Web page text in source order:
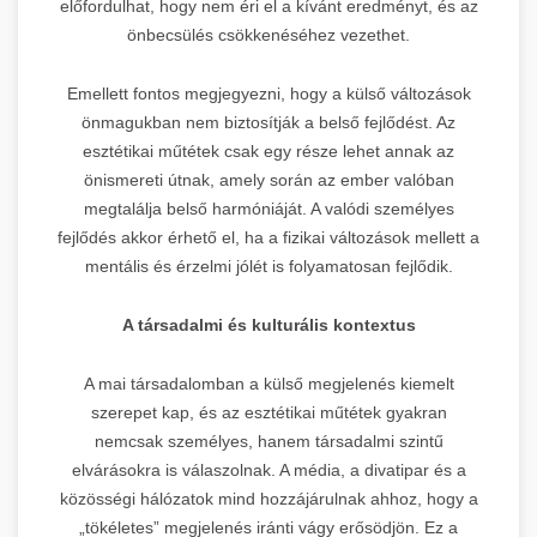
előfordulhat, hogy nem éri el a kívánt eredményt, és az
önbecsülés csökkenéséhez vezethet.
Emellett fontos megjegyezni, hogy a külső változások
önmagukban nem biztosítják a belső fejlődést. Az
esztétikai műtétek csak egy része lehet annak az
önismereti útnak, amely során az ember valóban
megtalálja belső harmóniáját. A valódi személyes
fejlődés akkor érhető el, ha a fizikai változások mellett a
mentális és érzelmi jólét is folyamatosan fejlődik.
A társadalmi és kulturális kontextus
A mai társadalomban a külső megjelenés kiemelt
szerepet kap, és az esztétikai műtétek gyakran
nemcsak személyes, hanem társadalmi szintű
elvárásokra is válaszolnak. A média, a divatipar és a
közösségi hálózatok mind hozzájárulnak ahhoz, hogy a
„tökéletes” megjelenés iránti vágy erősödjön. Ez a